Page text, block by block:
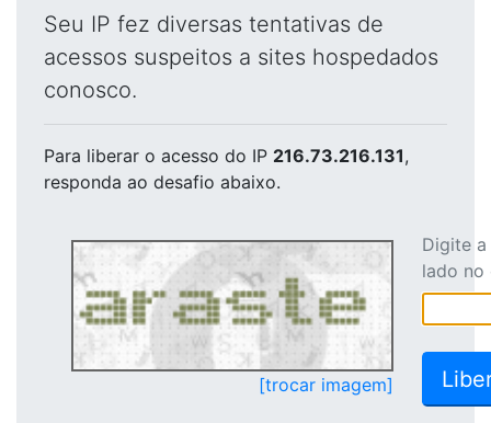
Seu IP fez diversas tentativas de
acessos suspeitos a sites hospedados
conosco.
Para liberar o acesso do IP 216.73.216.131,
responda ao desafio abaixo.
[trocar imagem]
Digite
lado no